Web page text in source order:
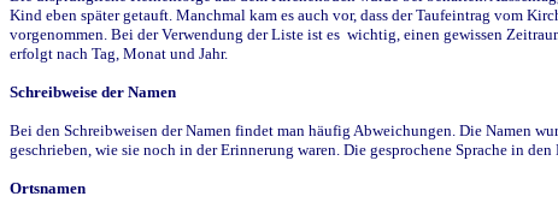
Kind eben später getauft. Manchmal kam es auch vor, dass der Taufeintrag vom
vorgenommen. Bei der Verwendung der Liste ist es wichtig, einen gewissen
erfolgt nach Tag, Monat und Jahr.
Schreibweise der Namen
Bei den Schreibweisen der Namen findet man häufig Abweichungen. Die Namen
geschrieben, wie sie noch in der Erinnerung waren. Die gesprochene Sprache in
Ortsnamen